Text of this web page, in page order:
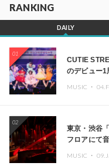
RANKING
DAILY
01
CUTIE
のデビュー1
MUSIC ・
02
東京・渋谷
フロアにて
MUSIC ・